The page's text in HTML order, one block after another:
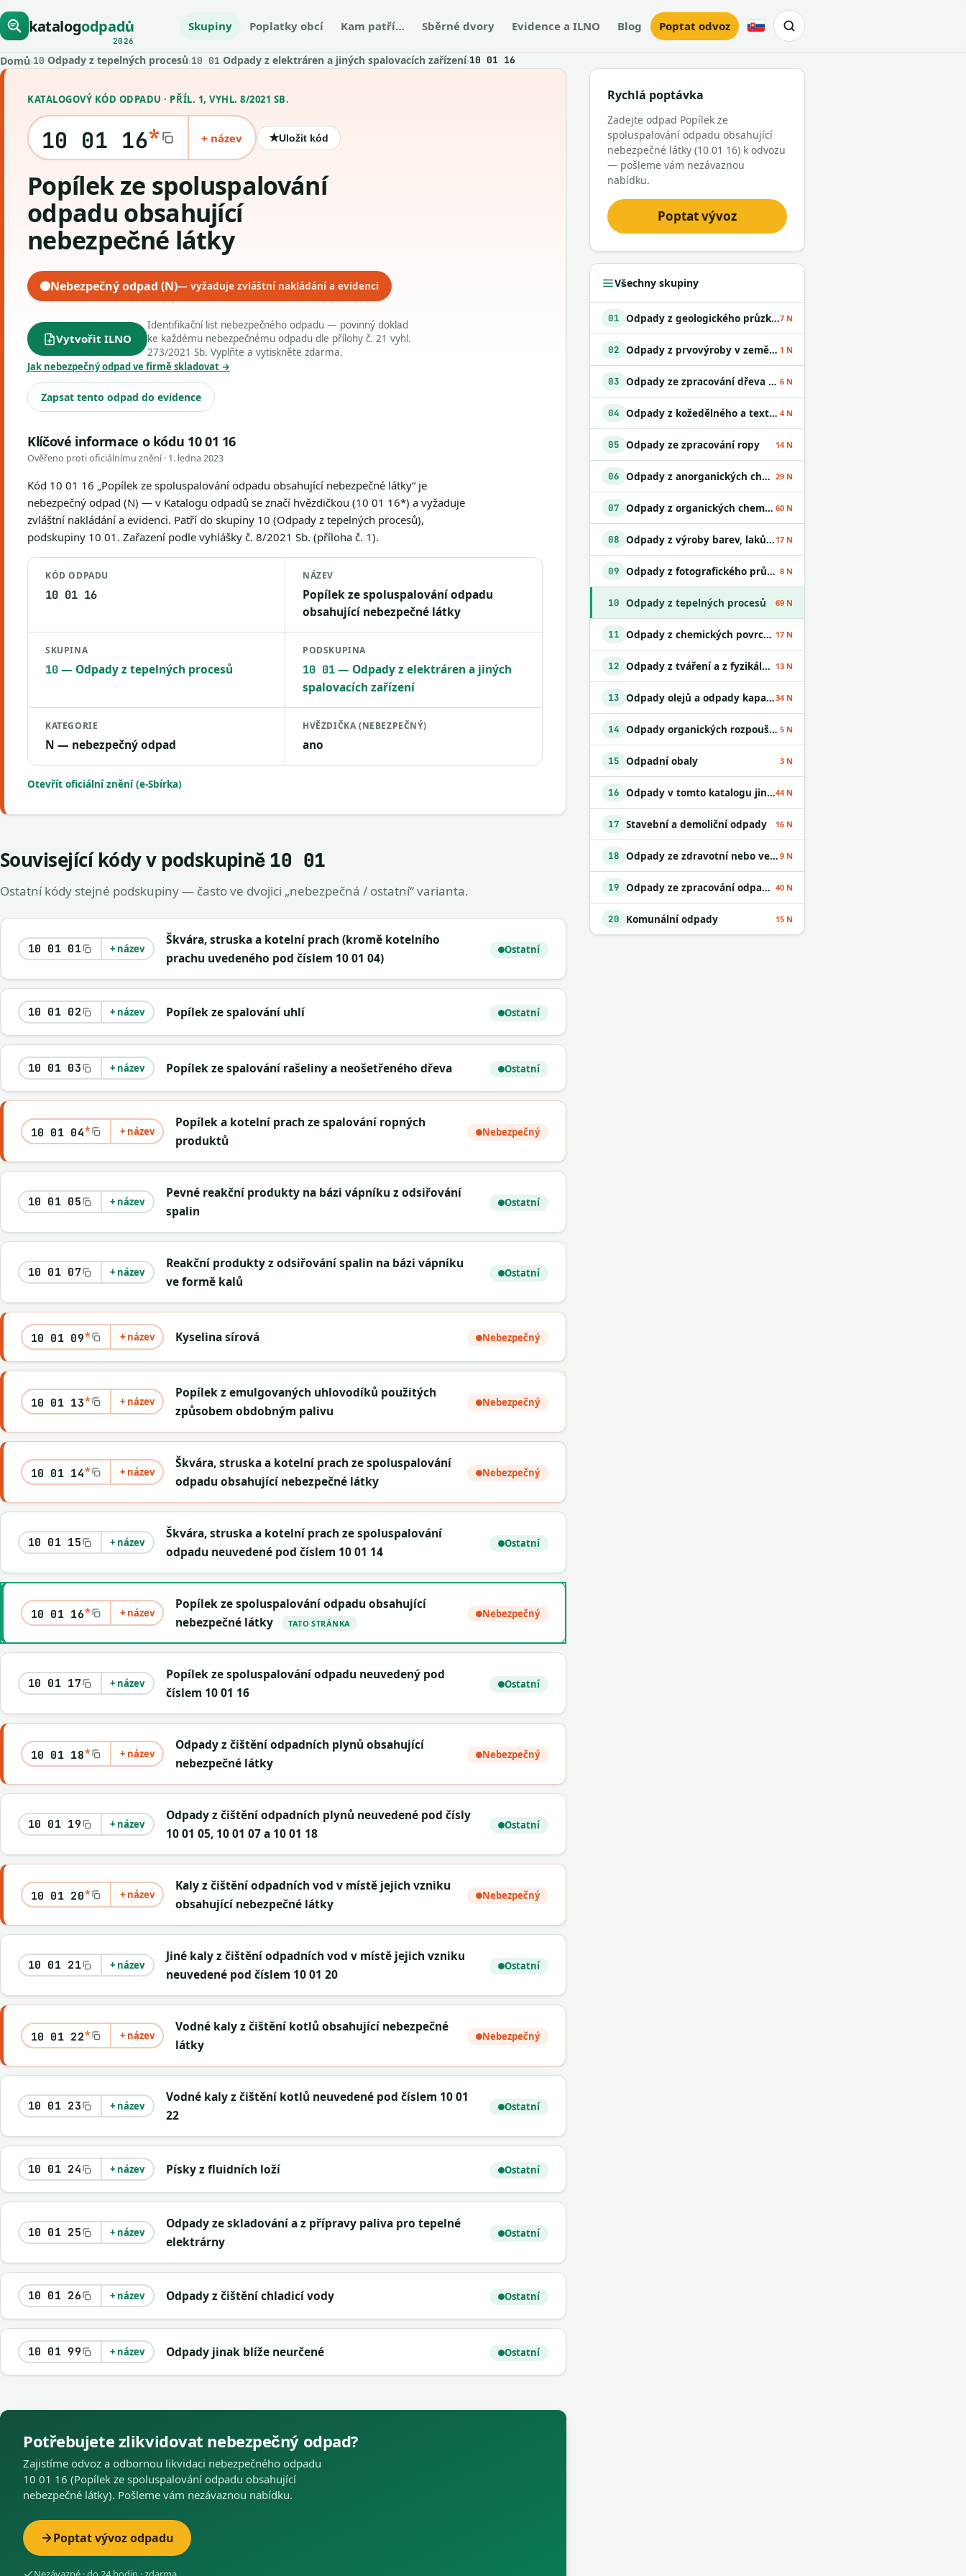
katalogodpadů
2026
Skupiny Poplatky obcí Kam patří… Sběrné dvory Evidence a ILNO Blog Poptat odvoz Slovensky
Domů›10 Odpady z tepelných procesů›10 01 Odpady z elektráren a jiných spalovacích zařízení›10 01 16
KATALOGOVÝ KÓD ODPADU · PŘÍL. 1, VYHL. 8/2021 SB.
10 01 16* + název ★Uložit kód
Popílek ze spoluspalování
odpadu obsahující
nebezpečné látky
Nebezpečný odpad (N)— vyžaduje zvláštní nakládání a evidenci
Vytvořit ILNO
Identifikační list nebezpečného odpadu — povinný doklad
ke každému nebezpečnému odpadu dle přílohy č. 21 vyhl.
273/2021 Sb. Vyplňte a vytiskněte zdarma.
Jak nebezpečný odpad ve firmě skladovat →
Zapsat tento odpad do evidence
Klíčové informace o kódu 10 01 16
Ověřeno proti oficiálnímu znění · 1. ledna 2023
Kód 10 01 16 „Popílek ze spoluspalování odpadu obsahující nebezpečné látky“ je
nebezpečný odpad (N) — v Katalogu odpadů se značí hvězdičkou (10 01 16*) a vyžaduje
zvláštní nakládání a evidenci. Patří do skupiny 10 (Odpady z tepelných procesů),
podskupiny 10 01. Zařazení podle vyhlášky č. 8/2021 Sb. (příloha č. 1).
KÓD ODPADU
10 01 16
NÁZEV
Popílek ze spoluspalování odpadu
obsahující nebezpečné látky
SKUPINA
10— Odpady z tepelných procesů
PODSKUPINA
10 01— Odpady z elektráren a jiných
spalovacích zařízení
KATEGORIE
N — nebezpečný odpad
HVĚZDIČKA (NEBEZPEČNÝ)
ano
Otevřít oficiální znění (e-Sbírka)
Související kódy v podskupině 10 01
Ostatní kódy stejné podskupiny — často ve dvojici „nebezpečná / ostatní“ varianta.
10 01 01 + název
Škvára, struska a kotelní prach (kromě kotelního
prachu uvedeného pod číslem 10 01 04)
Ostatní
10 01 02 + název Popílek ze spalování uhlí Ostatní
10 01 03 + název Popílek ze spalování rašeliny a neošetřeného dřeva Ostatní
10 01 04* + název
Popílek a kotelní prach ze spalování ropných
produktů
Nebezpečný
10 01 05 + název
Pevné reakční produkty na bázi vápníku z odsiřování
spalin
Ostatní
10 01 07 + název
Reakční produkty z odsiřování spalin na bázi vápníku
ve formě kalů
Ostatní
10 01 09* + název Kyselina sírová Nebezpečný
10 01 13* + název
Popílek z emulgovaných uhlovodíků použitých
způsobem obdobným palivu
Nebezpečný
10 01 14* + název
Škvára, struska a kotelní prach ze spoluspalování
odpadu obsahující nebezpečné látky
Nebezpečný
10 01 15 + název
Škvára, struska a kotelní prach ze spoluspalování
odpadu neuvedené pod číslem 10 01 14
Ostatní
10 01 16* + název
Popílek ze spoluspalování odpadu obsahující
nebezpečné látky
TATO STRÁNKA
Nebezpečný
10 01 17 + název
Popílek ze spoluspalování odpadu neuvedený pod
číslem 10 01 16
Ostatní
10 01 18* + název
Odpady z čištění odpadních plynů obsahující
nebezpečné látky
Nebezpečný
10 01 19 + název
Odpady z čištění odpadních plynů neuvedené pod čísly
10 01 05, 10 01 07 a 10 01 18
Ostatní
10 01 20* + název
Kaly z čištění odpadních vod v místě jejich vzniku
obsahující nebezpečné látky
Nebezpečný
10 01 21 + název
Jiné kaly z čištění odpadních vod v místě jejich vzniku
neuvedené pod číslem 10 01 20
Ostatní
10 01 22* + název
Vodné kaly z čištění kotlů obsahující nebezpečné
látky
Nebezpečný
10 01 23 + název
Vodné kaly z čištění kotlů neuvedené pod číslem 10 01
22
Ostatní
10 01 24 + název Písky z fluidních loží Ostatní
10 01 25 + název
Odpady ze skladování a z přípravy paliva pro tepelné
elektrárny
Ostatní
10 01 26 + název Odpady z čištění chladicí vody Ostatní
10 01 99 + název Odpady jinak blíže neurčené Ostatní
Potřebujete zlikvidovat nebezpečný odpad?
Zajistíme odvoz a odbornou likvidaci nebezpečného odpadu
10 01 16 (Popílek ze spoluspalování odpadu obsahující
nebezpečné látky). Pošleme vám nezávaznou nabídku.
Poptat vývoz odpadu
Rychlá poptávka
Zadejte odpad Popílek ze
spoluspalování odpadu obsahující
nebezpečné látky (10 01 16) k odvozu
— pošleme vám nezávaznou
nabídku.
Poptat vývoz
Všechny skupiny
01 Odpady z geologického průzkumu7 N
02 Odpady z prvovýroby v zemědělství 1 N
03 Odpady ze zpracování dřeva a výroby desek 6 N
04 Odpady z kožedělného a textilního průmyslu 4 N
05 Odpady ze zpracování ropy 14 N
06 Odpady z anorganických chemických procesů 29 N
07 Odpady z organických chemických procesů 60 N
08 Odpady z výroby barev, laků a lepidel 17 N
09 Odpady z fotografického průmyslu 8 N
10 Odpady z tepelných procesů 69 N
11 Odpady z chemických povrchových úprav 17 N
12 Odpady z tváření a z fyzikální a mechanické úpravy povrchu kovů a plastů 13 N
13 Odpady olejů a odpady kapalných paliv34 N
14 Odpady organických rozpouštědel 5 N
15 Odpadní obaly 3 N
16 Odpady v tomto katalogu jinak neurčené44 N
17 Stavební a demoliční odpady 16 N
18 Odpady ze zdravotní nebo veterinární péče a /nebo z výzkumu s nimi souvisejícího 9 N
19 Odpady ze zpracování odpadu a z ČOV 40 N
20 Komunální odpady 15 N